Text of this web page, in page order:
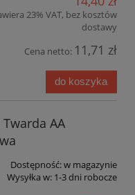
23% VAT, bez kosztów
dostawy
Cena netto: 11,71 zł
do koszyka
Twarda AA
Dostępność:w magazynie
Wysyłka w: 1-3 dni robocze